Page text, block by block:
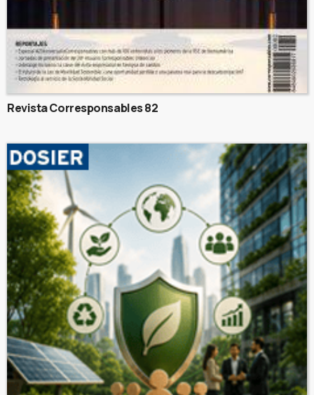
Revista Corresponsables 82